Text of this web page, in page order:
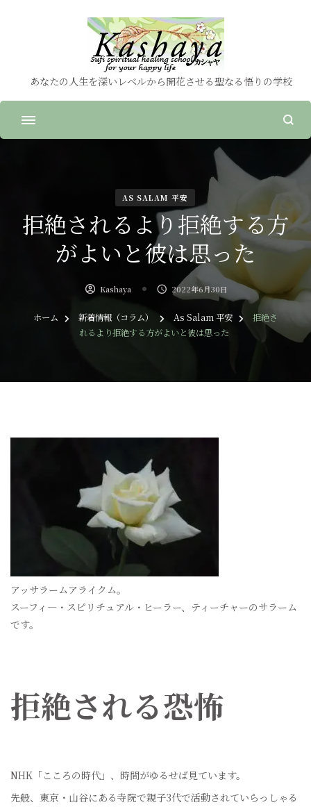
あなたの人生を深いレベルから開花させる聖なる悟りの学校
AS SALAM 平安
拒絶されるより拒絶する方
がよいと彼は思った
Kashaya 2022年6月30日
ホーム 新着情報（コラム） As Salam 平安
拒絶さ
れるより拒絶する方がよいと彼は思った
アッサラームアライクム。
スーフィ―・スピリチュアル・ヒーラー、ティーチャーのサラーム
です。
拒絶される恐怖
NHK「こころの時代」、時間がゆるせば見ています。
先般、東京・山谷にある寺院で親子3代で活動されていらっしゃる